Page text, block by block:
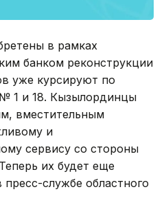
в рамках
банком реконструкции
уже курсируют по
1 и 18. Кызылординцы
вместительным
и
сервису со стороны
их будет еще
службе областного